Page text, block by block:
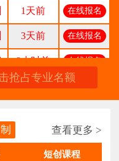
1天前 在线报名
3天前 在线报名
8小时前 在线报名
5天前 在线报名
16小时前 在线报名
抢占专业名额
查看更多 >
短创课程